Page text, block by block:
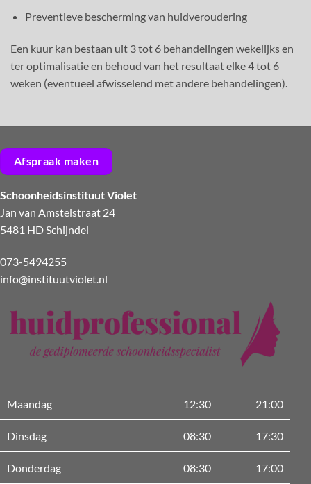
Preventieve bescherming van huidveroudering
Een kuur kan bestaan uit 3 tot 6 behandelingen wekelijks en
ter optimalisatie en behoud van het resultaat elke 4 tot 6
weken (eventueel afwisselend met andere behandelingen).
Afspraak maken
Schoonheidsinstituut Violet
Jan van Amstelstraat 24
5481 HD Schijndel
073-5494255
info@instituutviolet.nl
Maandag 12:30 21:00
Dinsdag 08:30 17:30
Donderdag 08:30 17:00